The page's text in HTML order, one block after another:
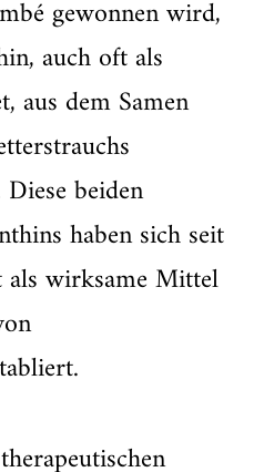
gewonnen wird,
auch oft als
aus dem Samen
beiden
haben sich seit
als wirksame Mittel